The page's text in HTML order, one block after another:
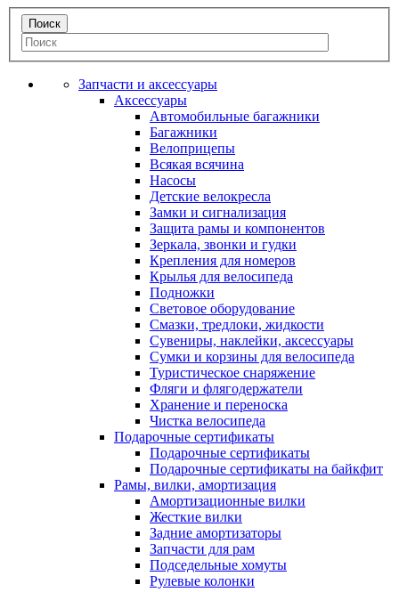
Запчасти и аксессуары
Аксессуары
Автомобильные багажники
Багажники
Велоприцепы
Всякая всячина
Насосы
Детские велокресла
Замки и сигнализация
Защита рамы и компонентов
Зеркала, звонки и гудки
Крепления для номеров
Крылья для велосипеда
Подножки
Световое оборудование
Смазки, тредлоки, жидкости
Сувениры, наклейки, аксессуары
Сумки и корзины для велосипеда
Туристическое снаряжение
Фляги и флягодержатели
Хранение и переноска
Чистка велосипеда
Подарочные сертификаты
Подарочные сертификаты
Подарочные сертификаты на байкфит
Рамы, вилки, амортизация
Амортизационные вилки
Жесткие вилки
Задние амортизаторы
Запчасти для рам
Подседельные хомуты
Рулевые колонки